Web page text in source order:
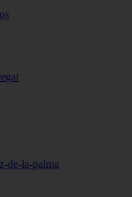
de-la-palma